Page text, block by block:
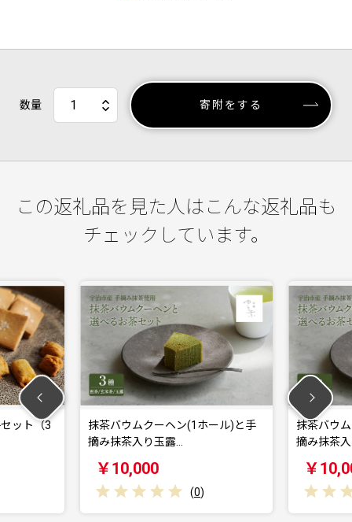
数量 寄附をする
この返礼品を見た人はこんな返礼品も
チェックしています。
抹茶バウムクーヘン(1ホール)と手
摘み抹茶入り玉露…
( 0)
抹茶バウムクーヘン(1
摘み抹茶入り玄米…
( 0)